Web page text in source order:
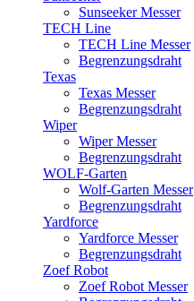
Sunseeker Messer
TECH Line
TECH Line Messer
Begrenzungsdraht
Texas
Texas Messer
Begrenzungsdraht
Wiper
Wiper Messer
Begrenzungsdraht
WOLF-Garten
Wolf-Garten Messer
Begrenzungsdraht
Yardforce
Yardforce Messer
Begrenzungsdraht
Zoef Robot
Zoef Robot Messer